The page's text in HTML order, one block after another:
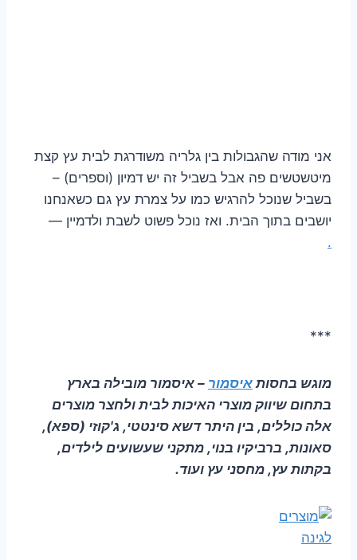
אני מודה שהגבולות בין גלריה משודרגת לבית עץ קצת
מיטשטשים פה אבל בשביל זה יש דמיון (וספרים) –
בשביל שנוכל להרגיש כמו על צמרת עץ גם כשאנחנו
יושבים בתוך הבית. ואז נוכל פשוט לשבת ולדמיין —
.
***
מוגש בחסות איסמור – איסמור מובילה בארץ
בתחום שיווק מוצרי האיכות לבית ולחצר מוצרים
אלה כוללים, בין היתר דשא סינטטי, ג'קוזי (ספא),
סאונות, ברביקיו בנוי, מתקני שעשועים לילדים,
בקתות עץ, מחסני עץ ועוד.